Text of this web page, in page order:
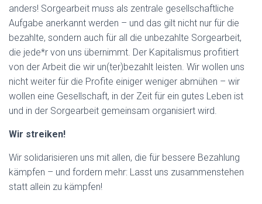
anders! Sorgearbeit muss als zentrale gesellschaftliche
Aufgabe anerkannt werden – und das gilt nicht nur für die
bezahlte, sondern auch für all die unbezahlte Sorgearbeit,
die jede*r von uns übernimmt. Der Kapitalismus profitiert
von der Arbeit die wir un(ter)bezahlt leisten. Wir wollen uns
nicht weiter für die Profite einiger weniger abmühen – wir
wollen eine Gesellschaft, in der Zeit für ein gutes Leben ist
und in der Sorgearbeit gemeinsam organisiert wird.
Wir streiken!
Wir solidarisieren uns mit allen, die für bessere Bezahlung
kämpfen – und fordern mehr: Lasst uns zusammenstehen
statt allein zu kämpfen!